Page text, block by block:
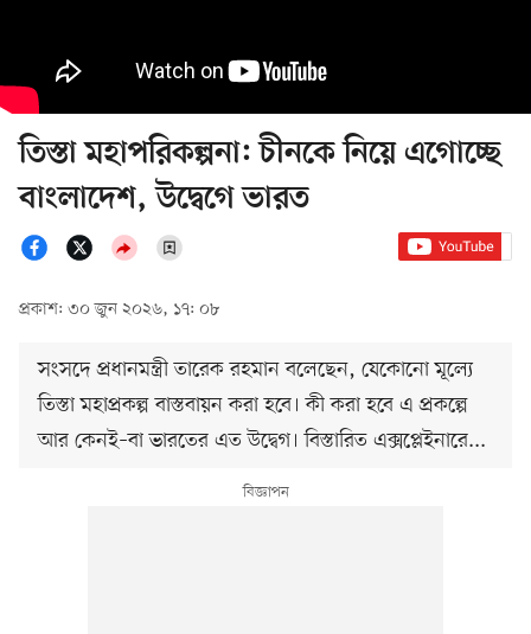
তিস্তা মহাপরিকল্পনা: চীনকে নিয়ে এগোচ্ছে
বাংলাদেশ, উদ্বেগে ভারত
প্রকাশ: ৩০ জুন ২০২৬, ১৭: ০৮
সংসদে প্রধানমন্ত্রী তারেক রহমান বলেছেন, যেকোনো মূল্যে
তিস্তা মহাপ্রকল্প বাস্তবায়ন করা হবে। কী করা হবে এ প্রকল্পে
আর কেনই–বা ভারতের এত উদ্বেগ। বিস্তারিত এক্সপ্লেইনারে...